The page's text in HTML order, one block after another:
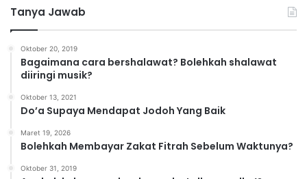
e
g
Tanya Jawab
Oktober 20, 2019
Bagaimana cara bershalawat? Bolehkah shalawat
diiringi musik?
Oktober 13, 2021
Do’a Supaya Mendapat Jodoh Yang Baik
Maret 19, 2026
Bolehkah Membayar Zakat Fitrah Sebelum Waktunya?
Oktober 31, 2019